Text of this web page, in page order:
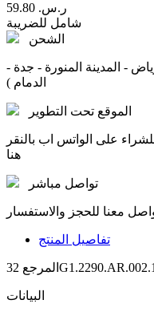
59.80 ر.س.‏
شامل للضريبة
الشحن
- المدينة المنورة - جدة -
الدمام )
الموقع تحت التطوير
على الواتس اب بالنقر
هنا
تواصل مباشر
معنا للحجز والاستفسار
تفاصيل المنتج
المرجع
البيانات